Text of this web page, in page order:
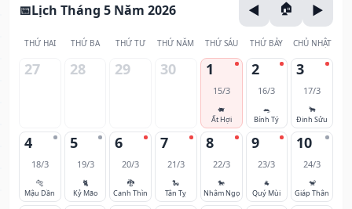
Lịch Tháng 5 Năm 2026
THỨ HAI THỨ BA THỨ TƯ THỨ NĂM THỨ SÁU THỨ BẢY CHỦ NHẬT
27 28 29 30 1
15/3
🐖
Ất Hợi
2
16/3
🐀
Bính Tý
3
17/3
🐂
Đinh Sửu
4
18/3
🐅
Mậu Dần
5
19/3
🐈
Kỷ Mão
6
20/3
🐉
Canh Thìn
7
21/3
🐍
Tân Tỵ
8
22/3
🐎
Nhâm Ngọ
9
23/3
🐐
Quý Mùi
10
24/3
🐒
Giáp Thân